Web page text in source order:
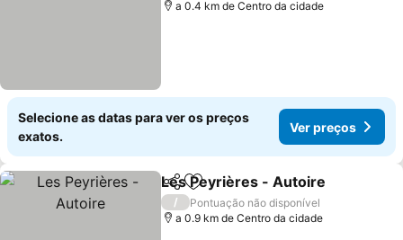
a 0.4 km de Centro da cidade
Selecione as datas para ver os preços
exatos.
Ver preços
PartilharAdicionar aos favoritos
Les Peyrières - Autoire
/
Pontuação não disponível
a 0.9 km de Centro da cidade